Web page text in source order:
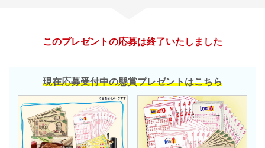
このプレゼントの応募は終了いたしました
現在応募受付中の懸賞プレゼントはこちら